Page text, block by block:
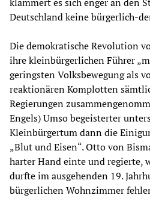
Deutschland keine bürgerlich-
Die demokratische Revolution
ihre kleinbürgerlichen Führer
geringsten Volksbewegung als
reaktionären Komplotten
Regierungen
Engels) Umso begeisterter
Kleinbürgertum dann die
„Blut und Eisen“. Otto von
harter Hand einte und regierte,
durfte im ausgehenden 19.
bürgerlichen Wohnzimmer